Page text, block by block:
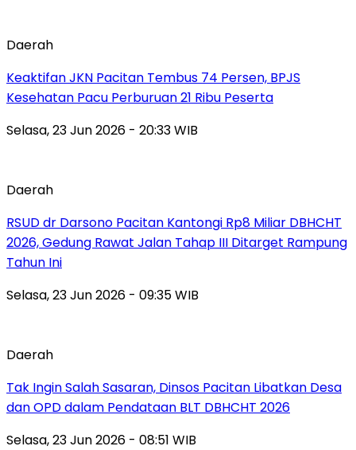
Daerah
Keaktifan JKN Pacitan Tembus 74 Persen, BPJS
Kesehatan Pacu Perburuan 21 Ribu Peserta
Selasa, 23 Jun 2026 - 20:33 WIB
Daerah
RSUD dr Darsono Pacitan Kantongi Rp8 Miliar DBHCHT
2026, Gedung Rawat Jalan Tahap III Ditarget Rampung
Tahun Ini
Selasa, 23 Jun 2026 - 09:35 WIB
Daerah
Tak Ingin Salah Sasaran, Dinsos Pacitan Libatkan Desa
dan OPD dalam Pendataan BLT DBHCHT 2026
Selasa, 23 Jun 2026 - 08:51 WIB